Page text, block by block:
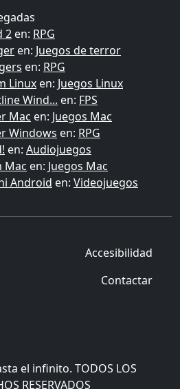
2 en: RPG
en: Juegos de terror
en: RPG
Linux en: Juegos Linux
Wind... en: FPS
Mac en: Juegos Mac
Windows en: RPG
en: Audiojuegos
Mac en: Juegos Mac
Android en: Videojuegos
Accesibilidad
Contactar
el infinito. TODOS LOS
RESERVADOS